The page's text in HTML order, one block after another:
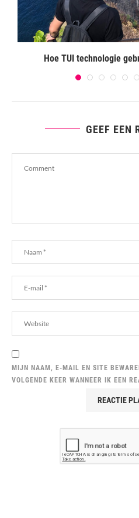
Hoe TUI technologie
GEEF EEN
MIJN NAAM, E-MAIL EN SITE
VOLGENDE KEER WANNEER IK EEN